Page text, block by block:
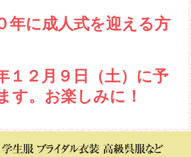
年に成人式を迎える方
１２月９日（土）に予
す。お楽しみに！